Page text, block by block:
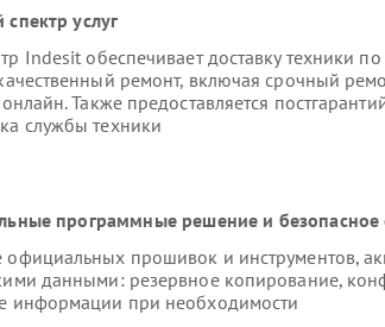
услуг
Indesit обеспечивает доставку техники
ремонт, включая срочный
онлайн. Также предоставляется
службы техники
программные решение и
официальных прошивок и инструментов,
данными: резервное копирование,
информации при необходимости